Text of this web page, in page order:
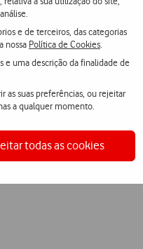
e de terceiros, das categorias
nossa Política de Cookies
e uma descrição da finalidade de
as suas preferências, ou rejeitar
a qualquer momento.
todas as cookies
efectuem